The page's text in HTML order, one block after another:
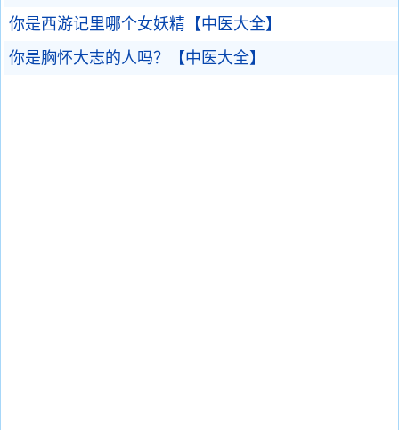
你是西游记里哪个女妖精【中医大全】
你是胸怀大志的人吗？【中医大全】